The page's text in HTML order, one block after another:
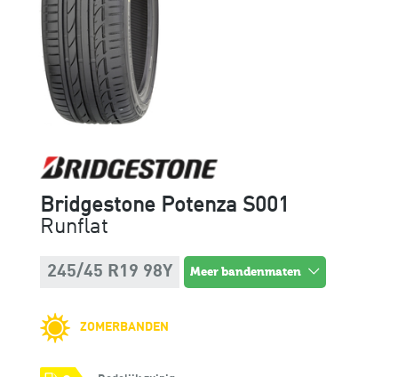
Bridgestone Potenza S001
Runflat
245/45 R19 98Y meer bandenmaten
ZOMERBANDEN